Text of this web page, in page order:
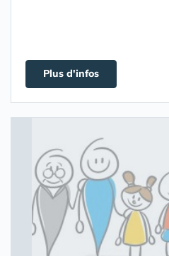
Plus d'infos